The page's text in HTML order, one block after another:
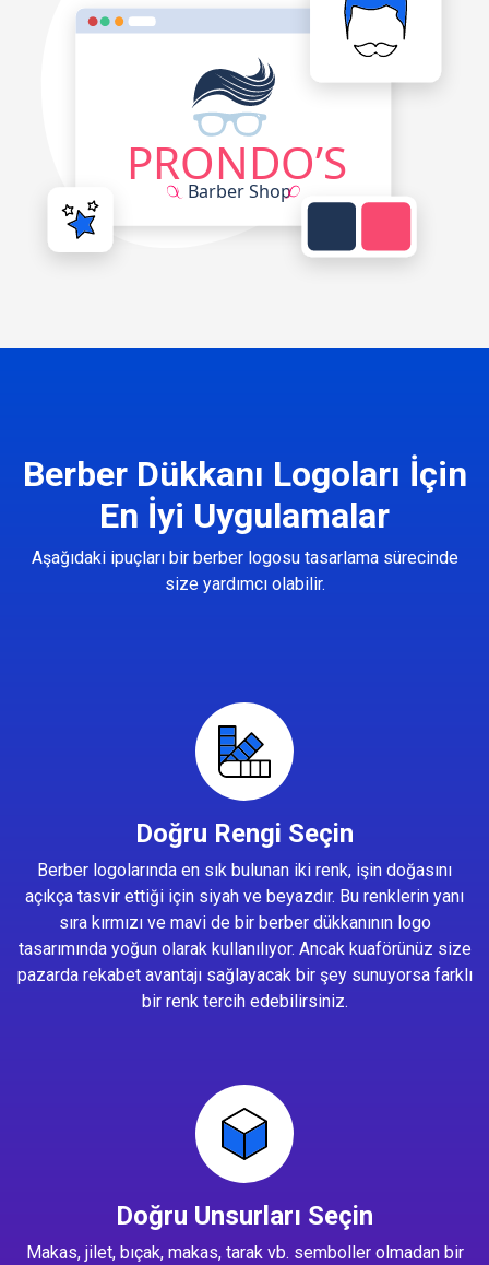
Berber Dükkanı Logoları İçin
En İyi Uygulamalar
Aşağıdaki ipuçları bir berber logosu tasarlama sürecinde
size yardımcı olabilir.
Doğru Rengi Seçin
Berber logolarında en sık bulunan iki renk, işin doğasını
açıkça tasvir ettiği için siyah ve beyazdır. Bu renklerin yanı
sıra kırmızı ve mavi de bir berber dükkanının logo
tasarımında yoğun olarak kullanılıyor. Ancak kuaförünüz size
pazarda rekabet avantajı sağlayacak bir şey sunuyorsa farklı
bir renk tercih edebilirsiniz.
Doğru Unsurları Seçin
Makas, jilet, bıçak, makas, tarak vb. semboller olmadan bir